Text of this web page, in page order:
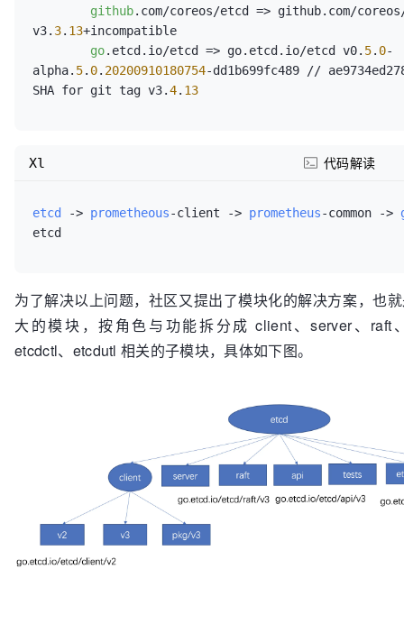
github.com/coreos/etcd => github.com/
v3. 3. 13+incompatible
go.etcd.io/etcd => go.etcd.io/etcd v0. 5. 0-
alpha. 5. 0. 20200910180754-dd1b699fc489 //
SHA for git tag v3.4. 13
etcd -> prometheous-client -> prometheus-common ->
Xl 代码解读
为了解决以上问题，社区又提出了模块化的解决方案，也
大的模块，按角色与功能拆分成 client、server、raft
etcdctl、etcdutl 相关的子模块，具体如下图。